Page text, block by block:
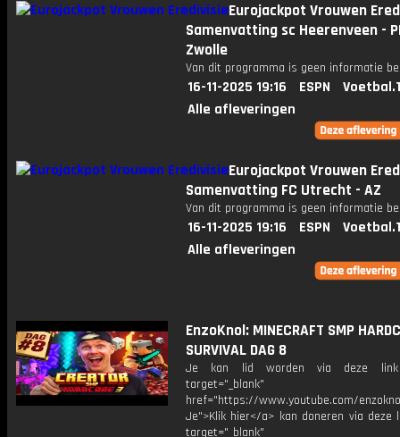
Eurojackpot Vrouwen
Samenvatting sc Heerenveen -
Zwolle
Van dit programma is geen informatie
16-11-2025 19:16 ESPN
Alle afleveringen
Eurojackpot Vrouwen
Samenvatting FC Utrecht - AZ
Van dit programma is geen informatie
16-11-2025 19:16 ESPN
Alle afleveringen
EnzoKnol: MINECRAFT SMP
SURVIVAL DAG 8
Je kan lid worden via deze
target="_blank"
href="https://www.youtube.com/
Je">Klik hier</a> kan doneren via
target="_blank"